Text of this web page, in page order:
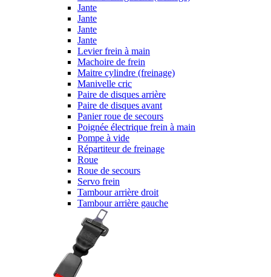
Jante
Jante
Jante
Jante
Levier frein à main
Machoire de frein
Maitre cylindre (freinage)
Manivelle cric
Paire de disques arrière
Paire de disques avant
Panier roue de secours
Poignée électrique frein à main
Pompe à vide
Répartiteur de freinage
Roue
Roue de secours
Servo frein
Tambour arrière droit
Tambour arrière gauche